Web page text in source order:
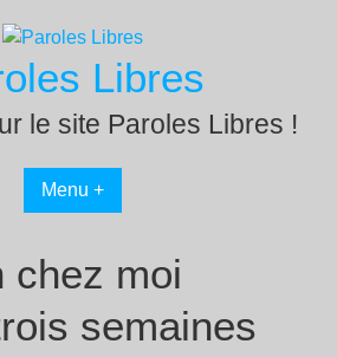
Libres
le site Paroles Libres !
Menu +
chez moi
semaines